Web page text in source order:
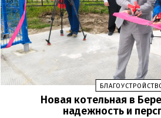
Новая котельная в
надежность и